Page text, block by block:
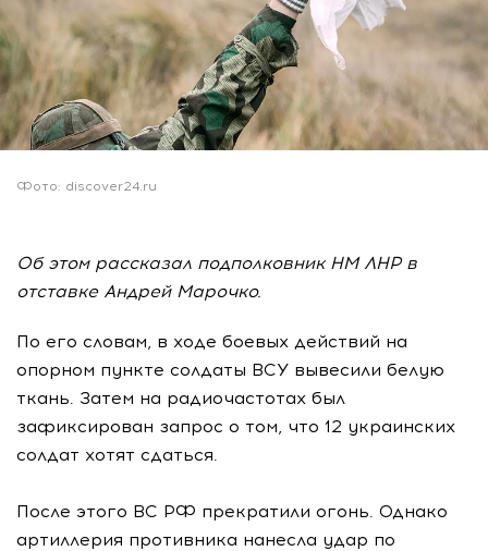
Фото: discover24.ru
Об этом рассказал подполковник НМ ЛНР в
отставке Андрей Марочко.
По его словам, в ходе боевых действий на
опорном пункте солдаты ВСУ вывесили белую
ткань. Затем на радиочастотах был
зафиксирован запрос о том, что 12 украинских
солдат хотят сдаться.
После этого ВС РФ прекратили огонь. Однако
артиллерия противника нанесла удар по